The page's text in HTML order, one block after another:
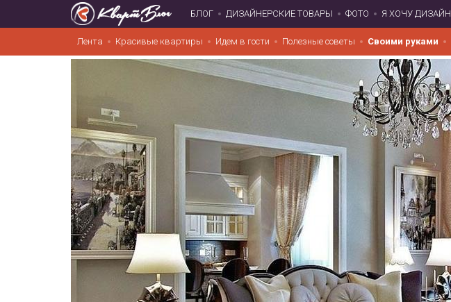
БЛОГ ДИЗАЙНЕРСКИЕ ТОВАРЫ ФОТО Я ХОЧУ ДИЗАЙН
Лента Красивые квартиры Идем в гости Полезные советы Своими руками